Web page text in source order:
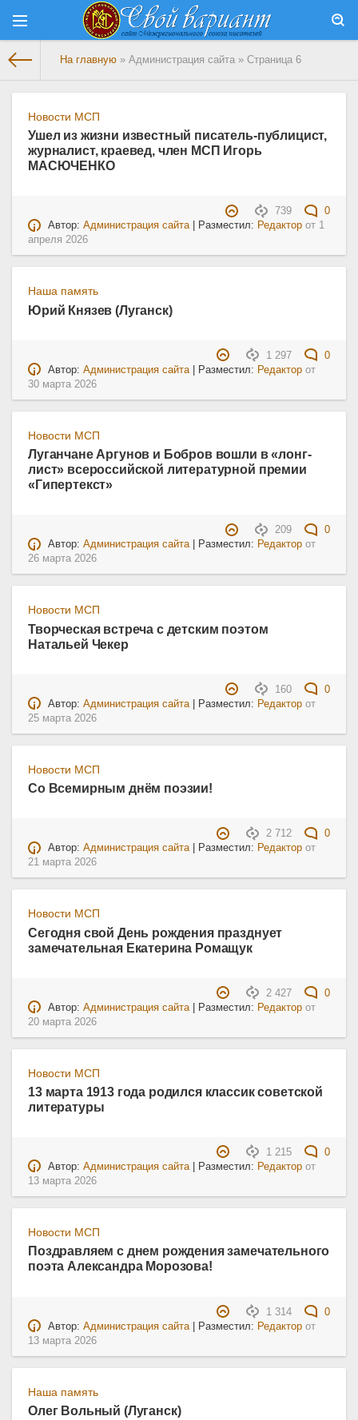
На главную » Администрация сайта » Страница 6
Новости МСП
Ушел из жизни известный писатель-публицист,
журналист, краевед, член МСП Игорь
МАСЮЧЕНКО
739
0
Автор:Администрация сайта| Разместил: Редактор от 1
апреля 2026
Наша память
Юрий Князев (Луганск)
1 297
0
Автор:Администрация сайта| Разместил: Редактор от
30 марта 2026
Новости МСП
Луганчане Аргунов и Бобров вошли в «лонг-
лист» всероссийской литературной премии
«Гипертекст»
209
0
Автор:Администрация сайта| Разместил: Редактор от
26 марта 2026
Новости МСП
Творческая встреча с детским поэтом
Натальей Чекер
160
0
Автор:Администрация сайта | Разместил: Редактор от
25 марта 2026
Новости МСП
Со Всемирным днём поэзии!
2 712
0
Автор:Администрация сайта| Разместил: Редактор от
21 марта 2026
Новости МСП
Сегодня свой День рождения празднует
замечательная Екатерина Ромащук
2 427
0
Автор:Администрация сайта | Разместил: Редактор от
20 марта 2026
Новости МСП
13 марта 1913 года родился классик советской
литературы
1 215
0
Автор:Администрация сайта| Разместил: Редактор от
13 марта 2026
Новости МСП
Поздравляем с днем рождения замечательного
поэта Александра Морозова!
1 314
0
Автор:Администрация сайта | Разместил: Редактор от
13 марта 2026
Наша память
Олег Вольный (Луганск)